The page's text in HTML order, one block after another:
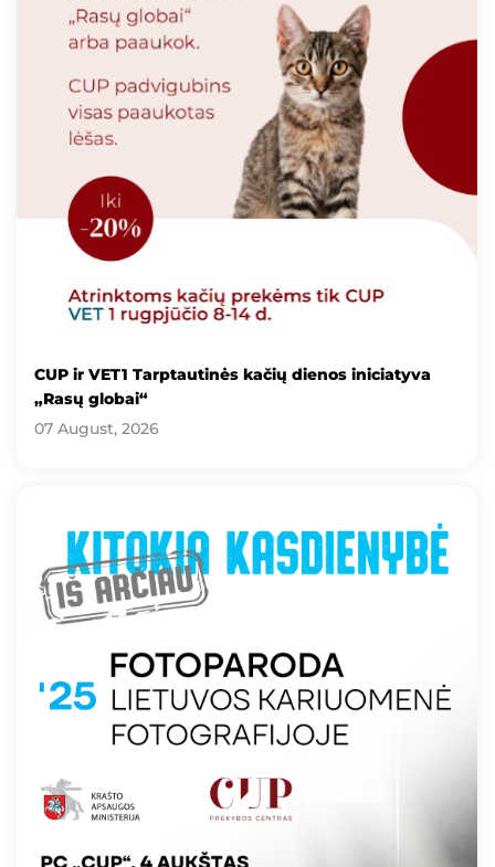
CUP ir VET1 Tarptautinės kačių dienos iniciatyva
„Rasų globai“
07 August, 2026